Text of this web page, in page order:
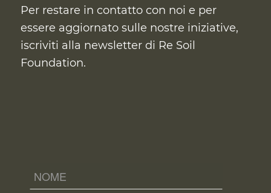
Per restare in contatto con noi e per
essere aggiornato sulle nostre iniziative,
iscriviti alla newsletter di Re Soil
Foundation.